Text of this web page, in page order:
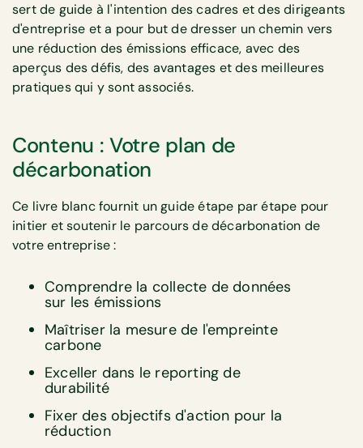
sert de guide à l'intention des cadres et des dirigeants
d'entreprise et a pour but de dresser un chemin vers
une réduction des émissions efficace, avec des
aperçus des défis, des avantages et des meilleures
pratiques qui y sont associés.
Contenu : Votre plan de
décarbonation
Ce livre blanc fournit un guide étape par étape pour
initier et soutenir le parcours de décarbonation de
votre entreprise :
Comprendre la collecte de données
sur les émissions
Maîtriser la mesure de l'empreinte
carbone
Exceller dans le reporting de
durabilité
Fixer des objectifs d'action pour la
réduction